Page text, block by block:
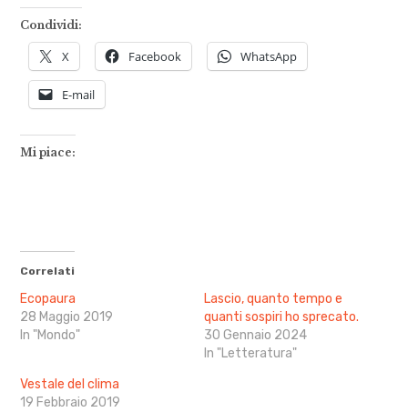
Condividi:
X Facebook WhatsApp
E-mail
Mi piace:
Correlati
Ecopaura
28 Maggio 2019
In "Mondo"
Lascio, quanto tempo e
quanti sospiri ho sprecato.
30 Gennaio 2024
In "Letteratura"
Vestale del clima
19 Febbraio 2019